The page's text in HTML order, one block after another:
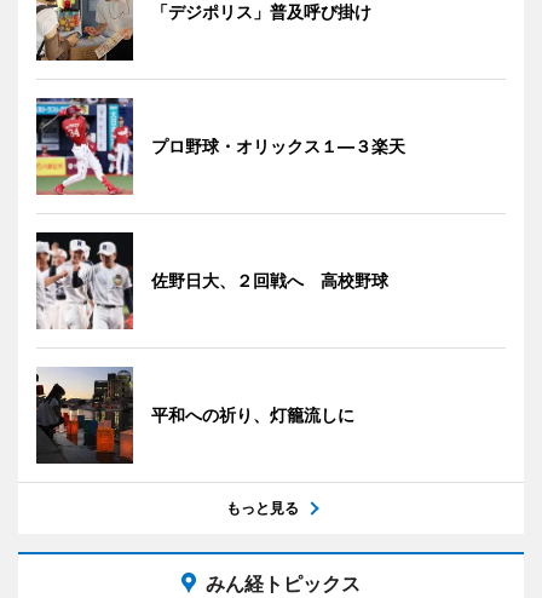
「デジポリス」普及呼び掛け
プロ野球・オリックス１―３楽天
佐野日大、２回戦へ 高校野球
平和への祈り、灯籠流しに
もっと見る
みん経トピックス